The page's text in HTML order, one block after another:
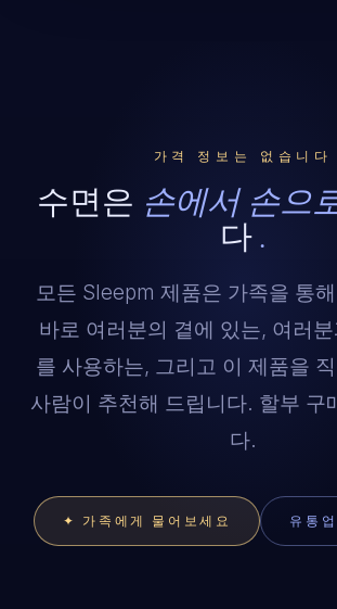
가격 정보는 없습니다
수면은 손에서 손으
다.
모든 Sleepm 제품은 가족을 통
바로 여러분의 곁에 있는, 여러
를 사용하는, 그리고 이 제품을
사람이 추천해 드립니다. 할부 구
다.
✦ 가족에게 물어보세요 유통
LIVE NOW · USUALLY A FEW